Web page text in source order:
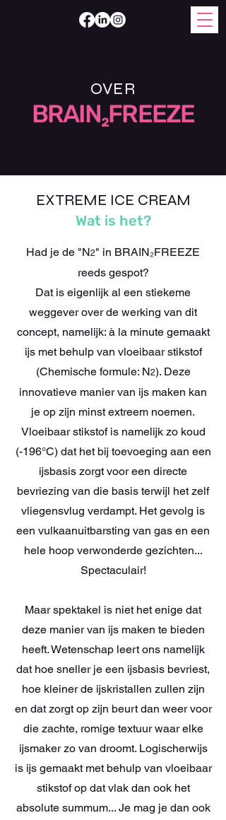
OVER
BRAIN₂FREEZE
EXTREME ICE CREAM
Wat is het?
Had je de "N2" in BRAIN₂FREEZE
reeds gespot?
Dat is eigenlijk al een stiekeme
weggever over de werking van dit
concept, namelijk: à la minute gemaakt
ijs met behulp van vloeibaar stikstof
(Chemische formule: N2). Deze
innovatieve manier van ijs maken kan
je op zijn minst extreem noemen.
Vloeibaar stikstof is namelijk zo koud
(-196°C) dat het bij toevoeging aan een
ijsbasis zorgt voor een directe
bevriezing van die basis terwijl het zelf
vliegensvlug verdampt. Het gevolg is
een vulkaanuitbarsting van gas en een
hele hoop verwonderde gezichten...
Spectaculair!
Maar spektakel is niet het enige dat
deze manier van ijs maken te bieden
heeft. Wetenschap leert ons namelijk
dat hoe sneller je een ijsbasis bevriest,
hoe kleiner de ijskristallen zullen zijn
en dat zorgt op zijn beurt dan weer voor
die zachte, romige textuur waar elke
ijsmaker zo van droomt. Logischerwijs
is ijs gemaakt met behulp van vloeibaar
stikstof op dat vlak dan ook het
absolute summum... Je mag je dan ook